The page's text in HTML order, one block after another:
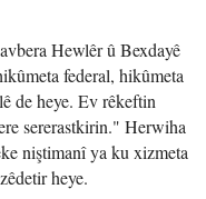
Hewlêr û Bexdayê
federal, hikûmeta
de heye. Ev rêkeftin
sererastkirin." Herwiha
niştimanî ya ku xizmeta
heye.